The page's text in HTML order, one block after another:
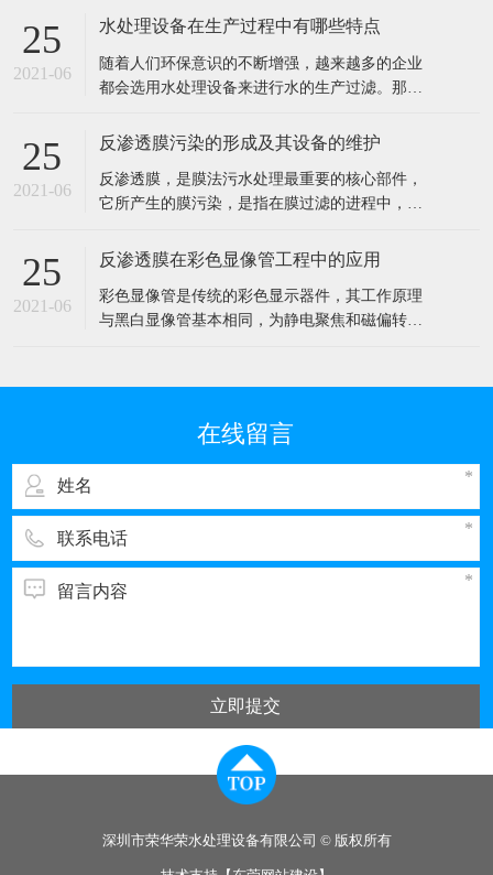
要也是用在水处理和电子工业以及实验室呀等行
产设备的工作过程通过交换羟基离子或氢氧根离
子去除不想要的离子，然后将这些
25
2021-06
水处理设备在生产过程中有哪些特点
随着人们环保意识的不断增强，越来越多的企业
都会选用水处理设备来进行水的生产过滤。那
出水水质好。 2、工业食品超纯水设备多采用多
预处理，能有效去除原水中的悬浮物、胶体、泥
沙、异味等杂质，处理后的水能能
25
2021-06
反渗透膜污染的形成及其设备的维护
反渗透膜，是膜法污水处理最重要的核心部件，
它所产生的膜污染，是指在膜过滤的进程中，水
让膜孔径变小或者是阻塞。反渗透膜作为深圳反
的要素、损害。 1、反渗透体系污染 反渗透体系
的污染通常指体系进水中所含的无
25
2021-06
反渗透膜在彩色显像管工程中的应用
彩色显像管是传统的彩色显示器件，其工作原理
与黑白显像管基本相同，为静电聚焦和磁偏转方
我国排污的大户之一。与电子工业其它领域一
水，而经过彩管制造车间使用的纯水，排出时都
在线留言
立即提交
深圳市荣华荣水处理设备有限公司 © 版权所有